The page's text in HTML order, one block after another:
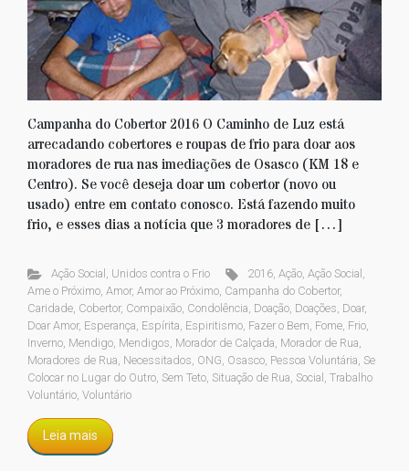
Campanha do Cobertor 2016 O Caminho de Luz está
arrecadando cobertores e roupas de frio para doar aos
moradores de rua nas imediações de Osasco (KM 18 e
Centro). Se você deseja doar um cobertor (novo ou
usado) entre em contato conosco. Está fazendo muito
frio, e esses dias a notícia que 3 moradores de […]
Ação Social , Unidos contra o Frio 2016,Ação,Ação Social ,
Ame o Próximo, Amor, Amor ao Próximo, Campanha do Cobertor,
Caridade, Cobertor, Compaixão, Condolência, Doação, Doações, Doar,
Doar Amor, Esperança, Espírita, Espiritismo, Fazer o Bem, Fome, Frio,
Inverno, Mendigo, Mendigos, Morador de Calçada, Morador de Rua,
Moradores de Rua, Necessitados, ONG, Osasco, Pessoa Voluntária, Se
Colocar no Lugar do Outro, Sem Teto, Situação de Rua, Social , Trabalho
Voluntário, Voluntário
Leia mais